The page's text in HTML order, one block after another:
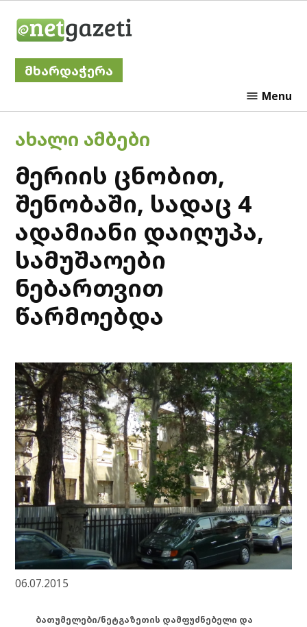
მხარდაჭერა
Menu
POSTED
IN
ᲐᲮᲐᲚᲘ ᲐᲛᲑᲔᲑᲘ
მერიის ცნობით,
შენობაში, სადაც 4
ადამიანი დაიღუპა,
სამუშაოები
ნებართვით
წარმოებდა
06.07.2015
ბათუმელები/ნეტგაზეთის დამფუძნებელი და